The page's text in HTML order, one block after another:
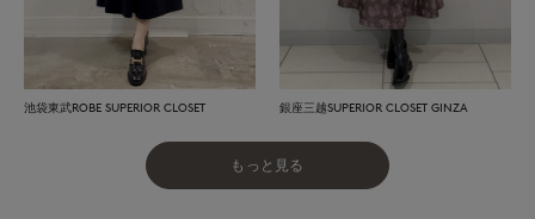
池袋東武ROBE SUPERIOR CLOSET 銀座三越SUPERIOR CLOSET GINZA
もっと見る